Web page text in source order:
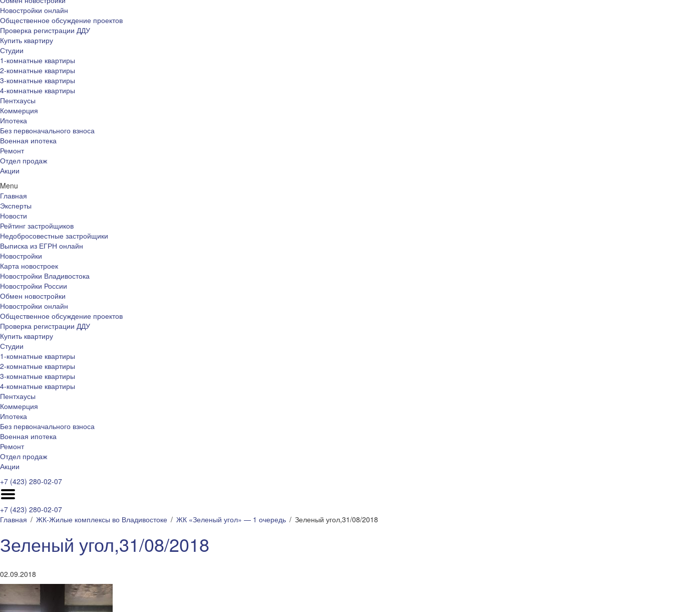
Новостройки онлайн
Общественное обсуждение проектов
Проверка регистрации ДДУ
Купить квартиру
Студии
1-комнатные квартиры
2-комнатные квартиры
3-комнатные квартиры
4-комнатные квартиры
Пентхаусы
Коммерция
Ипотека
Без первоначального взноса
Военная ипотека
Ремонт
Отдел продаж
Акции
Menu
Главная
Эксперты
Новости
Рейтинг застройщиков
Недобросовестные застройщики
Выписка из ЕГРН онлайн
Новостройки
Карта новостроек
Новостройки Владивостока
Новостройки России
Обмен новостройки
Новостройки онлайн
Общественное обсуждение проектов
Проверка регистрации ДДУ
Купить квартиру
Студии
1-комнатные квартиры
2-комнатные квартиры
3-комнатные квартиры
4-комнатные квартиры
Пентхаусы
Коммерция
Ипотека
Без первоначального взноса
Военная ипотека
Ремонт
Отдел продаж
Акции
+7 (423) 280-02-07
+7 (423) 280-02-07
Главная
ЖК-Жилые комплексы во Владивостоке ЖК «Зеленый угол» — 1 очередь Зеленый угол,31/08/2018
Зеленый угол,31/08/2018
02.09.2018